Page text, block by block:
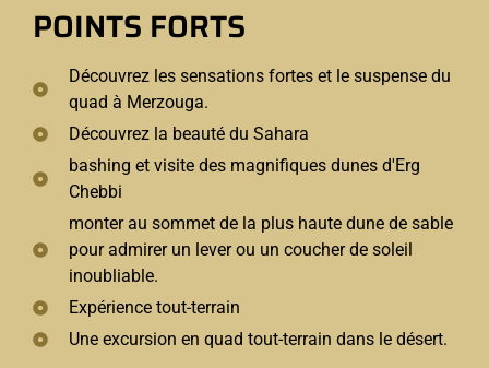
POINTS FORTS
Découvrez les sensations fortes et le suspense du
quad à Merzouga.
Découvrez la beauté du Sahara
bashing et visite des magnifiques dunes d'Erg
Chebbi
monter au sommet de la plus haute dune de sable
pour admirer un lever ou un coucher de soleil
inoubliable.
Expérience tout-terrain
Une excursion en quad tout-terrain dans le désert.